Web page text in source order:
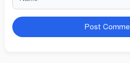
Website